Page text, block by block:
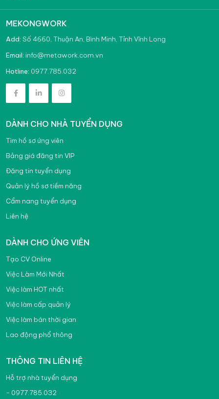
MEKONGWORK
Add: Số 4660, Thuận An, Bình Minh, Tỉnh Vĩnh Long
Email: info@metawork.com.vn
Hotline: 0977.785.032
DÀNH CHO NHÀ TUYỂN DỤNG
Tìm hồ sơ ứng viên
Bảng giá đăng tin VIP
Đăng tin tuyển dụng
Quản lý hồ sơ tiềm năng
Cẩm nang tuyển dụng
Liên hệ
DÀNH CHO ỨNG VIÊN
Tạo CV Online
Việc Làm Mới Nhất
Việc làm HOT nhất
Việc làm cấp quản lý
Việc làm bán thời gian
Lao động phổ thông
THÔNG TIN LIÊN HỆ
Hỗ trợ nhà tuyển dụng
- 0977.785.032